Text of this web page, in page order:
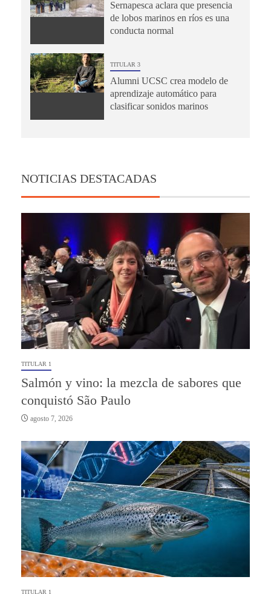
Sernapesca aclara que presencia
de lobos marinos en ríos es una
conducta normal
TITULAR 3
Alumni UCSC crea modelo de
aprendizaje automático para
clasificar sonidos marinos
NOTICIAS DESTACADAS
TITULAR 1
Salmón y vino: la mezcla de sabores que
conquistó São Paulo
agosto 7, 2026
TITULAR 1